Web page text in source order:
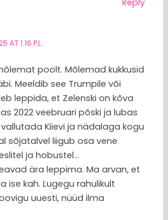
Reply
AT 1:16 P.L.
poolt. Mõlemad kukkusid
Meeldib see Trumpile või
leppida, et Zelenski on kõva
2022 veebruari põski ja lubas
Kiievi ja nädalaga kogu
sõjatalvel liigub osa vene
ja hobustel…
ära leppima. Ma arvan, et
ise kah. Lugegu rahulikult
uuesti, nüüd ilma